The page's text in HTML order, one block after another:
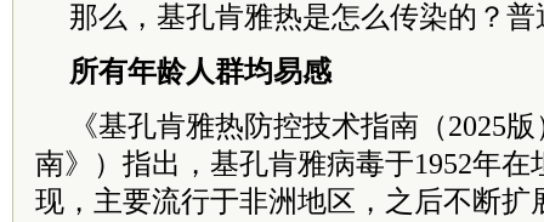
那么，基孔肯雅热是怎么传染的？
所有年龄人群均易感
《基孔肯雅热防控技术指南（2025
南》）指出，基孔肯雅病毒于1952年在
现，主要流行于非洲地区，之后不断扩